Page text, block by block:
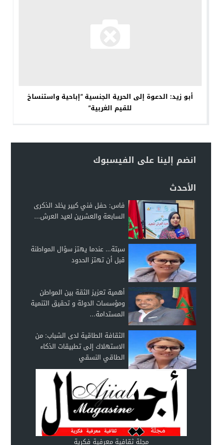
أبو زيد: الدعوة إلى الحرية الجنسية “إباحية واستنساخ
للقيم الغربية”
انضم إلينا على الفيسبوك
الأحدث
فاس: حفل فني كبير يخلد الذكرى
السابعة والعشرين لعيد العرش...
سبتة… عندما يهتز سؤال المواطنة
قبل أن تهتز الحدود
أهمية تعزيز الثقة بين المواطن
ومؤسسات الدولة و تحقيق التنمية
المستدامة...
الثقافة الطاقية لدى الشباب: من
الاستهلاك إلى تطبيقات الذكاء
الطاقي النسقي
مجلة ثقافية معرفية فكرية